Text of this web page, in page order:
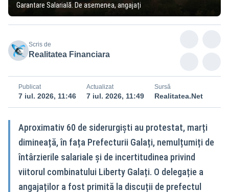
Garantare Salarială. De asemenea, angajați
Scris de
Realitatea Financiara
Publicat
7 iul. 2026, 11:46
Actualizat
7 iul. 2026, 11:49
Sursă
Realitatea.Net
Aproximativ 60 de siderurgiști au protestat, marți
dimineață, în fața Prefecturii Galați, nemulțumiți de
întârzierile salariale și de incertitudinea privind
viitorul combinatului Liberty Galați. O delegație a
angajaților a fost primită la discuții de prefectul